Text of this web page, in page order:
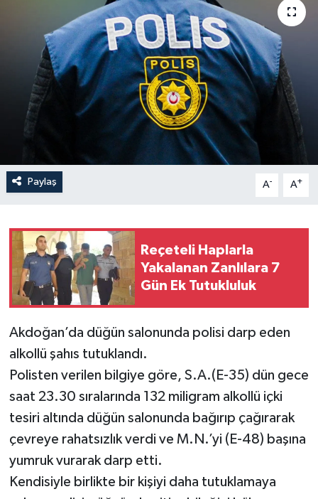
Paylaş A- A+
Reçeteli Haplarla
Yakalanan Zanlılara 7
Gün Ek Tutukluluk
Akdoğan’da düğün salonunda polisi darp eden
alkollü şahıs tutuklandı.
Polisten verilen bilgiye göre, S.A.(E-35) dün gece
saat 23.30 sıralarında 132 miligram alkollü içki
tesiri altında düğün salonunda bağırıp çağırarak
çevreye rahatsızlık verdi ve M.N.’yi (E-48) başına
yumruk vurarak darp etti.
Kendisiyle birlikte bir kişiyi daha tutuklamaya